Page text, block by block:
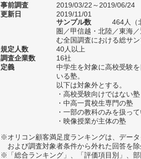
事前調査
2019/03/22～2019/06/24
更新日
2019/11/01
サンプル数
464人（
圏／甲信越・北陸／東海
む全国調査における総サン
規定人数
40人以上
調査企業数
16社
定義
中学生を対象に高校受験
いる塾。
以下は対象外とする。
・高校受験向けではない塾
・中高一貫校生専門の塾
・一部の教科のみを扱っ
・映像授業が主体の塾
※オリコン顧客満足度ランキングは、デー
および調査対象者条件から外れた回答を除
※「総合ランキング」、「評価項目別」、